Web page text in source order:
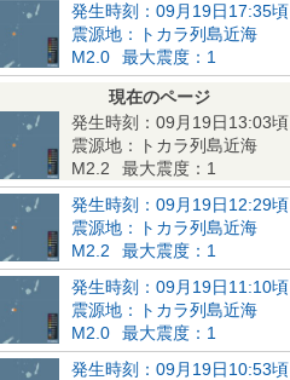
発生時刻：09月19日17:35頃
震源地：トカラ列島近海
M2.0
最大震度：1
現在のページ
発生時刻：09月19日13:03頃
震源地：トカラ列島近海
M2.2
最大震度：1
発生時刻：09月19日12:29頃
震源地：トカラ列島近海
M2.2
最大震度：1
発生時刻：09月19日11:10頃
震源地：トカラ列島近海
M2.0
最大震度：1
発生時刻：09月19日10:53頃